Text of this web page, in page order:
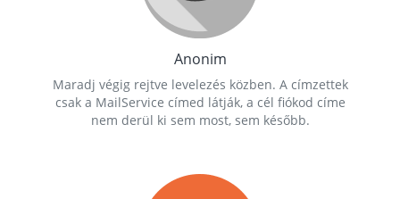
Anonim
Maradj végig rejtve levelezés közben. A címzettek
csak a MailService címed látják, a cél fiókod címe
nem derül ki sem most, sem később.